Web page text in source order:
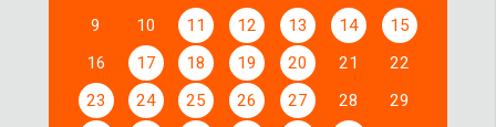
9
10 11 12 13 14
15
16
17 18 19 20 21
22
23
24 25 26 27 28
29